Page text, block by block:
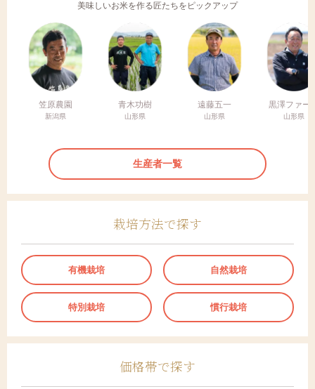
美味しいお米を作る匠たちをピックアップ
笠原農園
新潟県
青木功樹
山形県
遠藤五一
山形県
黒澤ファー
山形県
生産者一覧
栽培方法で探す
有機栽培 自然栽培
特別栽培 慣行栽培
価格帯で探す